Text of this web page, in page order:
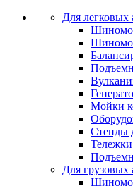
Для легковых
Мойки
Стенды
Для грузовых